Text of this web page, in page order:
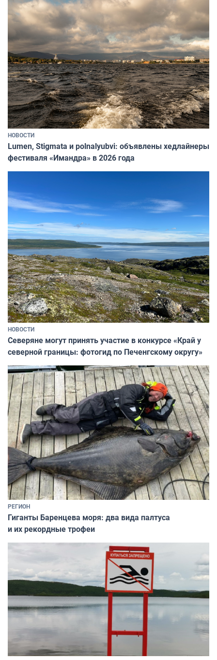
НОВОСТИ
Lumen, Stigmata и polnalyubvi: объявлены хедлайнеры
фестиваля «Имандра» в 2026 года
НОВОСТИ
Северяне могут принять участие в конкурсе «Край у
северной границы: фотогид по Печенгскому округу»
РЕГИОН
Гиганты Баренцева моря: два вида палтуса
и их рекордные трофеи